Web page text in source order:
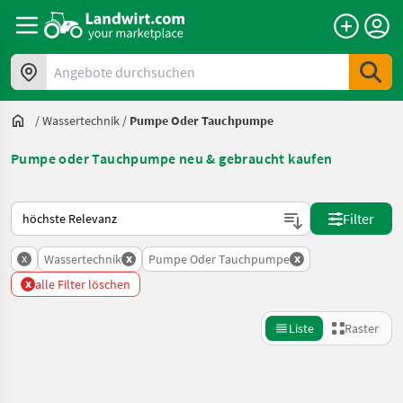
Angebote durchsuchen
/Wassertechnik / Pumpe Oder Tauchpumpe
Pumpe oder Tauchpumpe neu & gebraucht kaufen
So wird auf Landwirt.com sortiert
Filter
x Wassertechnik x Pumpe Oder Tauchpumpe x
x alle Filter löschen
Liste Raster